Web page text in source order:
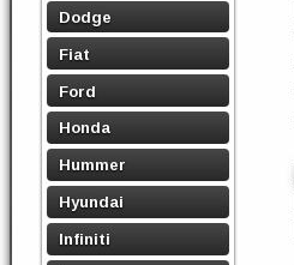
Dodge
Fiat
Ford
Honda
Hummer
Hyundai
Infiniti